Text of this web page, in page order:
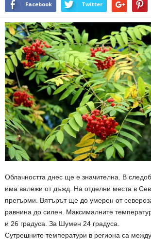
Facebook Twitter
Облачността днес ще е значителна. В
има валежи от дъжд. На отделни места в
прегърми. Вятърът ще до умерен от
равнина до силен. Максималните
и 26 градуса. За Шумен 24 градуса.
Сутрешните температури в региона са